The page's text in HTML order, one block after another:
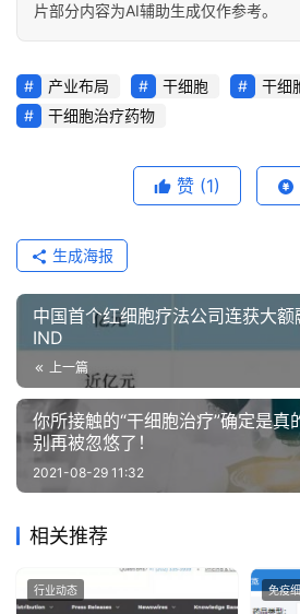
片部分内容为AI辅助生成仅作参考。
产业布局 干细胞
干细
干细胞治疗药物
赞 (1)
生成海报
中国首个红细胞疗法公司连获大
IND
上一篇
你所接触的“干细胞治疗”确定是真
别再被忽悠了！
2021-08-29 11:32
相关推荐
行业动态 免疫